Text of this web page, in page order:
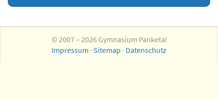
© 2007 – 2026 Gymnasium Panketal
Impressum · Sitemap · Datenschutz